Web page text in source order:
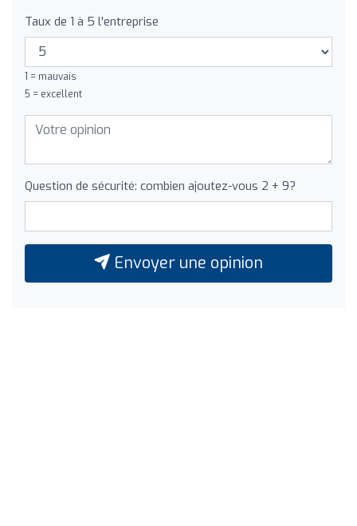
Taux de 1 à 5 l'entreprise
1 = mauvais
5 = excellent
Question de sécurité: combien ajoutez-vous 2 + 9?
Envoyer une opinion